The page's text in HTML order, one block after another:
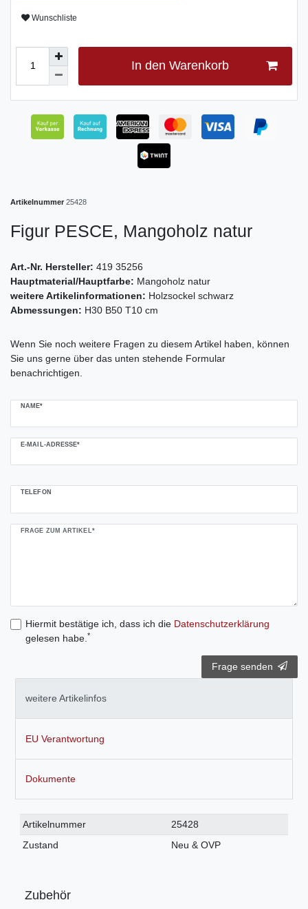
Wunschliste
In den Warenkorb
Artikelnummer 25428
Figur PESCE, Mangoholz natur
Art.-Nr. Hersteller: 419 35256
Hauptmaterial/Hauptfarbe: Mangoholz natur
weitere Artikelinformationen: Holzsockel schwarz
Abmessungen: H30 B50 T10 cm
Wenn Sie noch weitere Fragen zu diesem Artikel haben, können
Sie uns gerne über das unten stehende Formular
benachrichtigen.
NAME*
E-MAIL-ADRESSE*
TELEFON
FRAGE ZUM ARTIKEL*
Hiermit bestätige ich, dass ich die Daten­schutz­erklärung
gelesen habe. *
Frage senden
weitere Artikelinfos
EU Verantwortung
Dokumente
Technisches
Merkmal
Wert
Artikelnummer
25428
Zustand
Neu & OVP
Zubehör